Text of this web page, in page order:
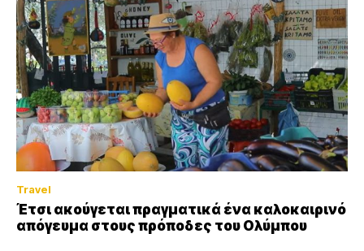
Travel
Έτσι ακούγεται πραγματικά ένα καλοκαιρινό
απόγευμα στους πρόποδες του Ολύμπου